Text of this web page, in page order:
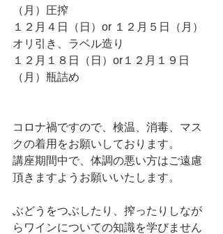
（月）圧搾
１２月４日（日）or １２月５日（月）
オリ引き、ラベル造り
１２月１８日（日）or１２月１９日
（月）瓶詰め
コロナ禍ですので、検温、消毒、マス
クの着用をお願いしております。
講座期間中で、体調の悪い方はご遠慮
頂きますようお願いいたします。
ぶどうをつぶしたり、搾ったりしなが
らワインについての知識を学びません